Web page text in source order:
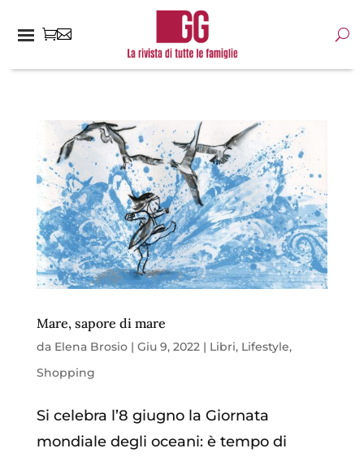
Mare, sapore di mare
da Elena Brosio| Giu 9, 2022 | Libri, Lifestyle,
Shopping
Si celebra l’8 giugno la Giornata
mondiale degli oceani: è tempo di